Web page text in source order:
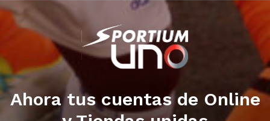
Ahora tus cuentas de Online